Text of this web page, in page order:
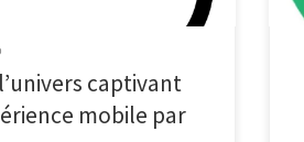
captivant
mobile par